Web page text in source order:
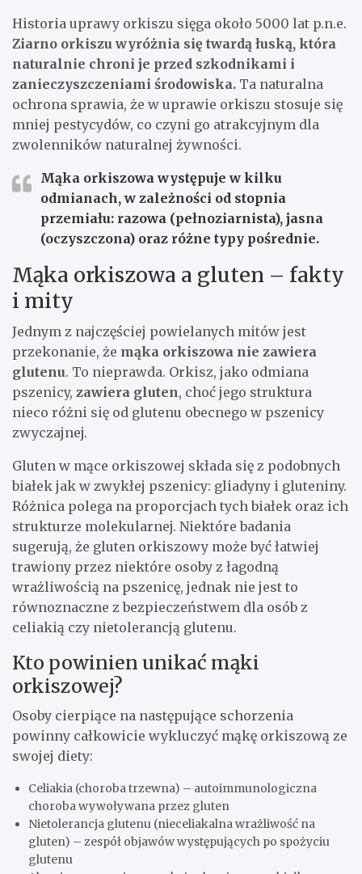
Historia uprawy orkiszu sięga około 5000 lat p.n.e.
Ziarno orkiszu wyróżnia się twardą łuską, która
naturalnie chroni je przed szkodnikami i
zanieczyszczeniami środowiska. Ta naturalna
ochrona sprawia, że w uprawie orkiszu stosuje się
mniej pestycydów, co czyni go atrakcyjnym dla
zwolenników naturalnej żywności.
Mąka orkiszowa występuje w kilku
odmianach, w zależności od stopnia
przemiału: razowa (pełnoziarnista), jasna
(oczyszczona) oraz różne typy pośrednie.
Mąka orkiszowa a gluten – fakty
i mity
Jednym z najczęściej powielanych mitów jest
przekonanie, że mąka orkiszowa nie zawiera
glutenu. To nieprawda. Orkisz, jako odmiana
pszenicy, zawiera gluten, choć jego struktura
nieco różni się od glutenu obecnego w pszenicy
zwyczajnej.
Gluten w mące orkiszowej składa się z podobnych
białek jak w zwykłej pszenicy: gliadyny i gluteniny.
Różnica polega na proporcjach tych białek oraz ich
strukturze molekularnej. Niektóre badania
sugerują, że gluten orkiszowy może być łatwiej
trawiony przez niektóre osoby z łagodną
wrażliwością na pszenicę, jednak nie jest to
równoznaczne z bezpieczeństwem dla osób z
celiakią czy nietolerancją glutenu.
Kto powinien unikać mąki
orkiszowej?
Osoby cierpiące na następujące schorzenia
powinny całkowicie wykluczyć mąkę orkiszową ze
swojej diety:
Celiakia (choroba trzewna) – autoimmunologiczna
choroba wywoływana przez gluten
Nietolerancja glutenu (nieceliakalna wrażliwość na
gluten) – zespół objawów występujących po spożyciu
glutenu